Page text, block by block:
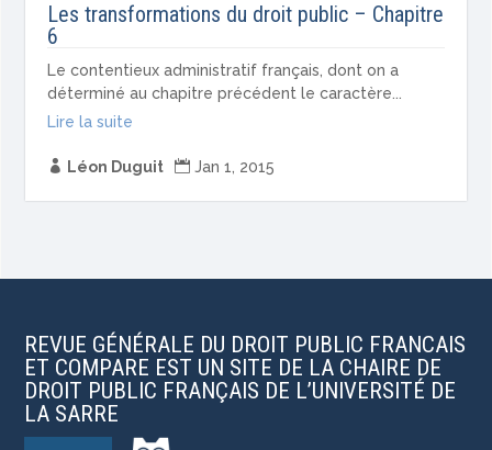
Les transformations du droit public – Chapitre
6
Le contentieux administratif français, dont on a
déterminé au chapitre précédent le caractère...
Lire la suite
 Léon Duguit  Jan 1, 2015
REVUE GÉNÉRALE DU DROIT PUBLIC FRANCAIS
ET COMPARE EST UN SITE DE LA CHAIRE DE
DROIT PUBLIC FRANÇAIS DE L’UNIVERSITÉ DE
LA SARRE